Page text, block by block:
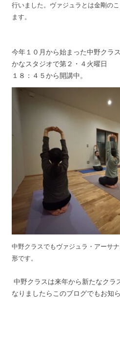
行いました。ヴァジュラとは金剛の
ます。
今年１０月から始まった中野クラ
かなスタジオで第２・４火曜日
１８：４５から開講中。
中野クラスでもヴァジュラ・アーサ
形です。
中野クラスは来年から新たなクラ
なりましたらこのブログでもお知